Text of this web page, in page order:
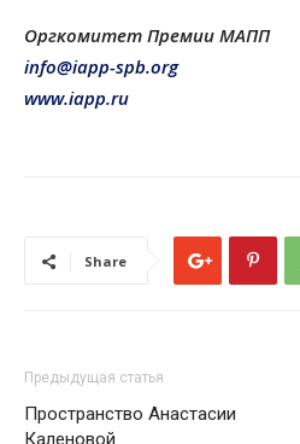
Оргкомитет Премии МАПП
info@iapp-spb.org
www.iapp.ru
Share
Предыдущая статья
Пространство Анастасии
Каленовой